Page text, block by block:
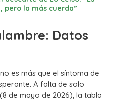
pero la más cuerda”
Datos
es más que el síntoma de
A falta de solo
de mayo de 2026), la tabla